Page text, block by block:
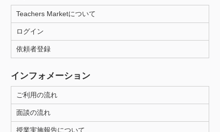
Teachers Marketについて
ログイン
依頼者登録
インフォメーション
ご利用の流れ
面談の流れ
授業実施報告について